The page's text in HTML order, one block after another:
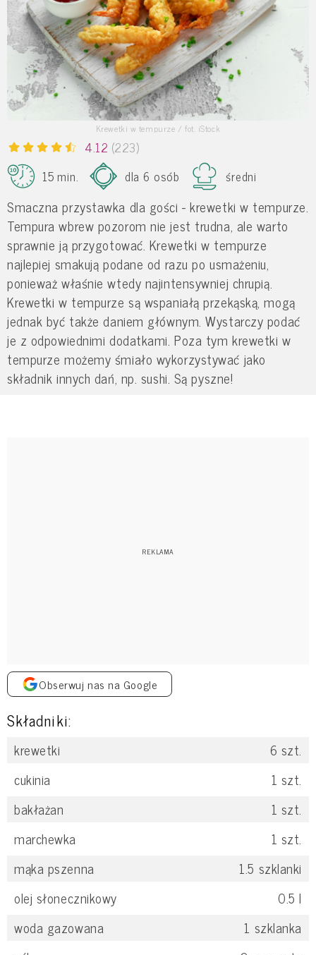
Krewetki w tempurze / fot. iStock
4.12 (223)
15 min.
dla 6 osób średni
Smaczna przystawka dla gości - krewetki w tempurze.
Tempura wbrew pozorom nie jest trudna, ale warto
sprawnie ją przygotować. Krewetki w tempurze
najlepiej smakują podane od razu po usmażeniu,
ponieważ właśnie wtedy najintensywniej chrupią.
Krewetki w tempurze są wspaniałą przekąską, mogą
jednak być także daniem głównym. Wystarczy podać
je z odpowiednimi dodatkami. Poza tym krewetki w
tempurze możemy śmiało wykorzystywać jako
składnik innych dań, np. sushi. Są pyszne!
Obserwuj nas na Google
Składniki:
krewetki 6 szt.
cukinia
1 szt.
bakłażan
1 szt.
marchewka
1 szt.
mąka pszenna
1.5 szklanki
olej słonecznikowy
0.5 l
woda gazowana
1 szklanka